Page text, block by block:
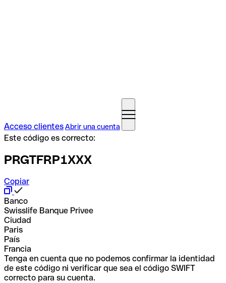
Acceso clientesAbrir una cuenta
Este código es correcto:
PRGTFRP1XXX
Copiar
Banco
Swisslife Banque Privee
Ciudad
Paris
País
Francia
Tenga en cuenta que no podemos confirmar la identidad
de este código ni verificar que sea el código SWIFT
correcto para su cuenta.